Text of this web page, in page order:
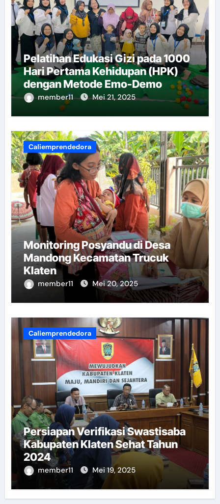
Pelatihan Edukasi Gizi pada 1000
Hari Pertama Kehidupan (HPK)
dengan Metode Emo-Demo
member11 Mei 21, 2025
Caliemprendedora
Monitoring Posyandu di Desa
Mandong Kecamatan Trucuk
Klaten
member11 Mei 20, 2025
Caliemprendedora
Persiapan Verifikasi Swastisaba
Kabupaten Klaten Sehat Tahun
2024
member11 Mei 19, 2025